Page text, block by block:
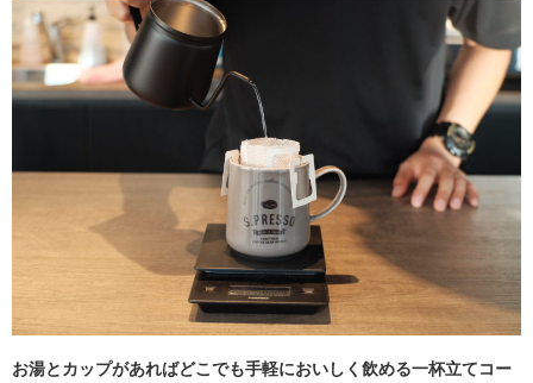
お湯とカップがあればどこでも手軽においしく飲める一杯立てコー